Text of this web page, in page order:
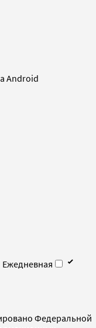
Android
Ежедневная
Федеральной